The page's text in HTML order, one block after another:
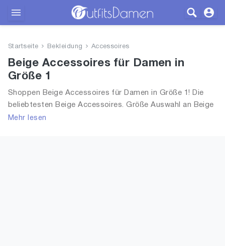
Bekleidung
Schuhe
Startseite Bekleidung Accessoires
Beige Accessoires für Damen in
Größe 1
Shoppen Beige Accessoires für Damen in Größe 1! Die
beliebtesten Beige Accessoires. Größe Auswahl an Beige
Accessoires in Größe 1 und alle Trends aus 2026 für
Mehr lesen